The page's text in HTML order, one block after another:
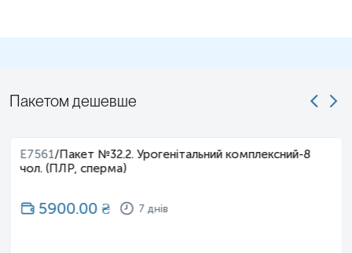
Пакетом дешевше
E7561/Пакет №32.2. Урогенітальний комплексний-8
чол. (ПЛР, сперма)
5900.00₴ 7 днів